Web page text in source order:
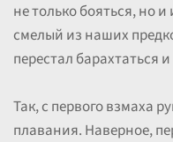
не только бояться, но
смелый из наших
перестал барахтаться
Так, с первого взмаха
плавания. Наверное,